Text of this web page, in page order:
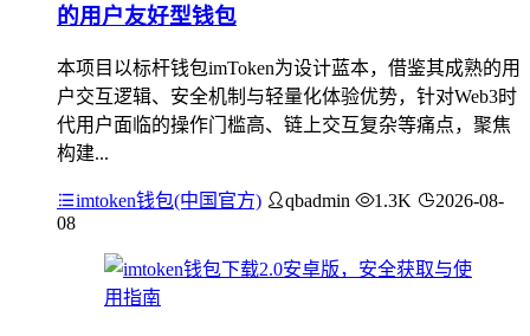
的用户友好型钱包
本项目以标杆钱包imToken为设计蓝本，借鉴其成熟的用
户交互逻辑、安全机制与轻量化体验优势，针对Web3时
代用户面临的操作门槛高、链上交互复杂等痛点，聚焦
构建...
imtoken钱包(中国官方) qbadmin 1.3K
2026-08-
08